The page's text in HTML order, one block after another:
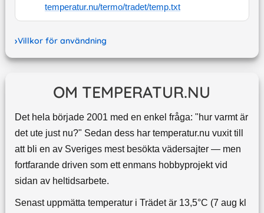
temperatur.nu/termo/tradet/temp.txt
Villkor för användning
OM TEMPERATUR.NU
Det hela började 2001 med en enkel fråga: "hur varmt är
det ute just nu?" Sedan dess har temperatur.nu vuxit till
att bli en av Sveriges mest besökta vädersajter — men
fortfarande driven som ett enmans hobbyprojekt vid
sidan av heltidsarbete.
Senast uppmätta temperatur i Trädet är 13,5°C (7 aug kl